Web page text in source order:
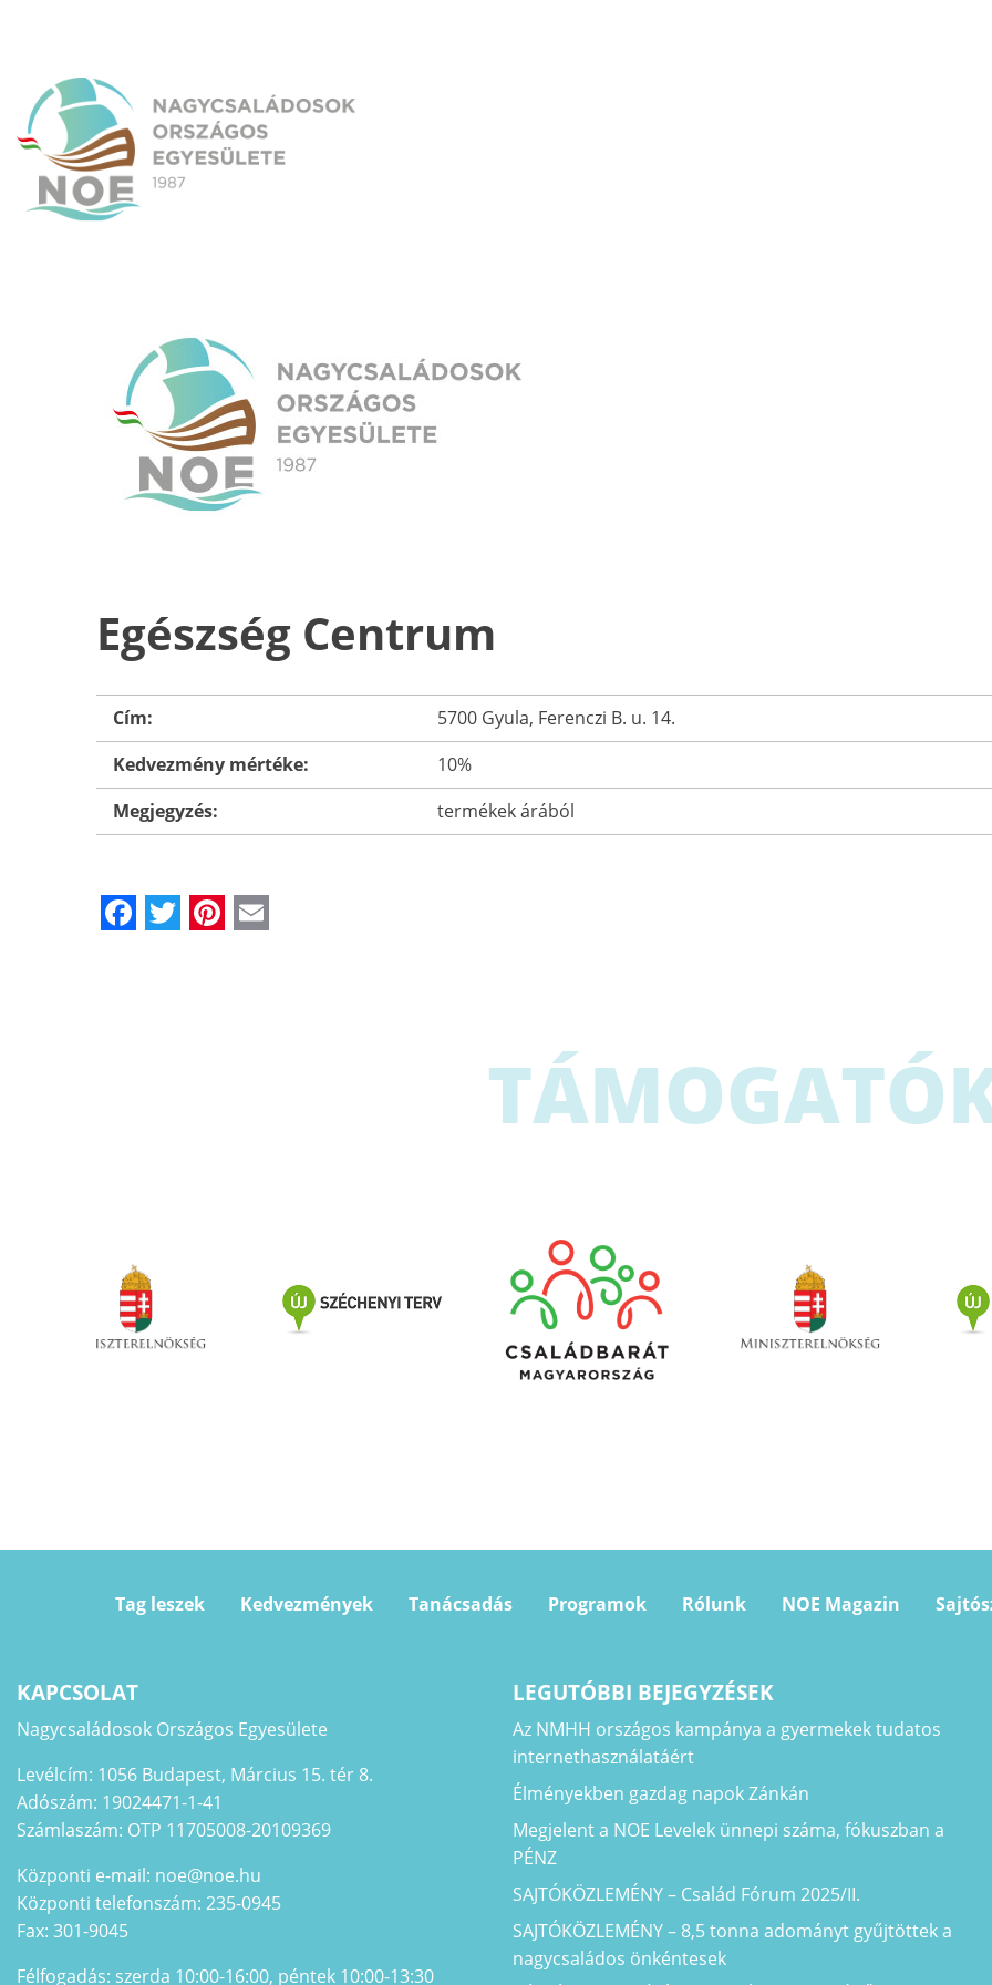
Egészség Centrum
Cím:
5700 Gyula, Ferenczi B. u. 14.
Kedvezmény mértéke:
10%
Megjegyzés:
termékek árából
Facebook
TwitterPinterest
Tag leszek Kedvezmények Tanácsadás Programok Rólunk NOE Magazin
KAPCSOLAT
Nagycsaládosok Országos Egyesülete
Levélcím: 1056 Budapest, Március 15. tér 8.
Adószám: 19024471-1-41
Számlaszám: OTP 11705008-20109369
Központi e-mail: noe@noe.hu
Központi telefonszám: 235-0945
Fax: 301-9045
Félfogadás: szerda 10:00-16:00, péntek 10:00-13:30
LEGUTÓBBI BEJEGYZÉSEK
Az NMHH országos kampánya a gyermekek tudatos
internethasználatáért
Élményekben gazdag napok Zánkán
Megjelent a NOE Levelek ünnepi száma, fókuszban a
PÉNZ
SAJTÓKÖZLEMÉNY – Család Fórum 2025/II.
SAJTÓKÖZLEMÉNY – 8,5 tonna adományt gyűjtöttek a
nagycsaládos önkéntesek